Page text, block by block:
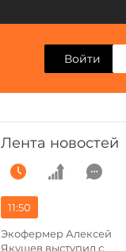
Войти
Лента новостей
11:50
Экофермер Алексей
Якушев выступил с